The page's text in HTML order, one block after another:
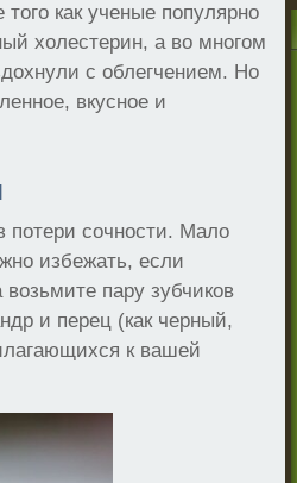
как ученые популярно
холестерин, а во многом
с облегчением. Но
вкусное и
потери сочности. Мало
избежать, если
пару зубчиков
и перец (как черный,
к вашей